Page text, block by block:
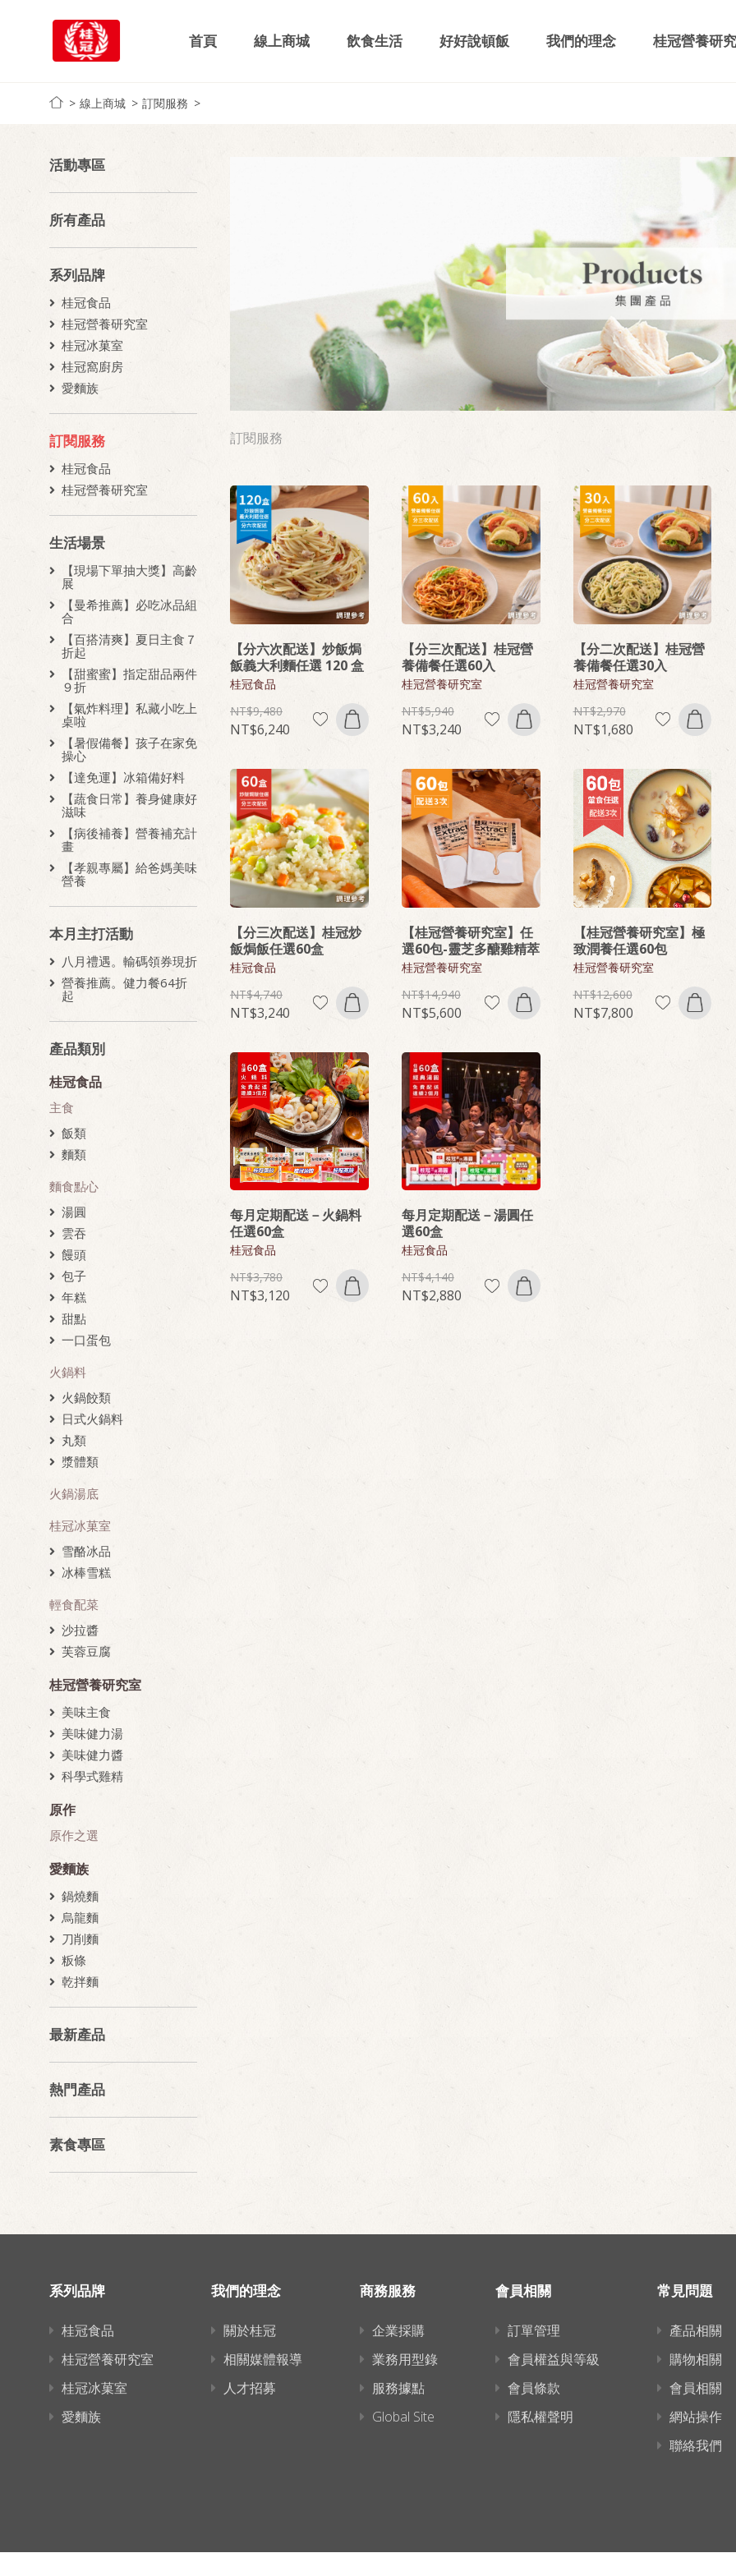
首頁 線上商城 飲食生活 好好說頓飯 我們的理念 桂冠營養研
線上商城 訂閱服務
活動專區
所有產品
系列品牌
桂冠食品
桂冠營養研究室
桂冠冰菓室
桂冠窩廚房
愛麵族
訂閱服務
桂冠食品
桂冠營養研究室
生活場景
【現場下單抽大獎】高齡
展
【曼希推薦】必吃冰品組
合
【百搭清爽】夏日主食７
折起
【甜蜜蜜】指定甜品兩件
９折
【氣炸料理】私藏小吃上
桌啦
【暑假備餐】孩子在家免
操心
【達免運】冰箱備好料
【蔬食日常】養身健康好
滋味
【病後補養】營養補充計
畫
【孝親專屬】給爸媽美味
營養
本月主打活動
八月禮遇。輸碼領券現折
營養推薦。健力餐64折
起
產品類別
桂冠食品
主食
飯類
麵類
麵食點心
湯圓
雲吞
饅頭
包子
年糕
甜點
一口蛋包
火鍋料
火鍋餃類
日式火鍋料
丸類
漿體類
火鍋湯底
桂冠冰菓室
雪酪冰品
冰棒雪糕
輕食配菜
沙拉醬
芙蓉豆腐
桂冠營養研究室
美味主食
美味健力湯
美味健力醬
科學式雞精
原作
原作之選
愛麵族
鍋燒麵
烏龍麵
刀削麵
粄條
乾拌麵
最新產品
熱門產品
素食專區
訂閱服務
【分六次配送】炒飯焗
飯義大利麵任選 120 盒
桂冠食品
9,480
6,240
【分三次配送】桂冠營
養備餐任選60入
桂冠營養研究室
5,940
3,240
【分二次配送】桂冠營
養備餐任選30入
桂冠營養研究室
2,970
1,680
【分三次配送】桂冠炒
飯焗飯任選60盒
桂冠食品
4,740
3,240
【桂冠營養研究室】任
選60包-靈芝多醣雞精萃
桂冠營養研究室
14,940
5,600
【桂冠營養研究室】極
致潤養任選60包
桂冠營養研究室
12,600
7,800
每月定期配送－火鍋料
任選60盒
桂冠食品
3,780
3,120
每月定期配送－湯圓任
選60盒
桂冠食品
4,140
2,880
系列品牌
桂冠食品
桂冠營養研究室
桂冠冰菓室
愛麵族
我們的理念
關於桂冠
相關媒體報導
人才招募
商務服務
企業採購
業務用型錄
服務據點
Global Site
會員相關
訂單管理
會員權益與等級
會員條款
隱私權聲明
常見問題
產品相關
購物相關
會員相關
網站操作
聯絡我們